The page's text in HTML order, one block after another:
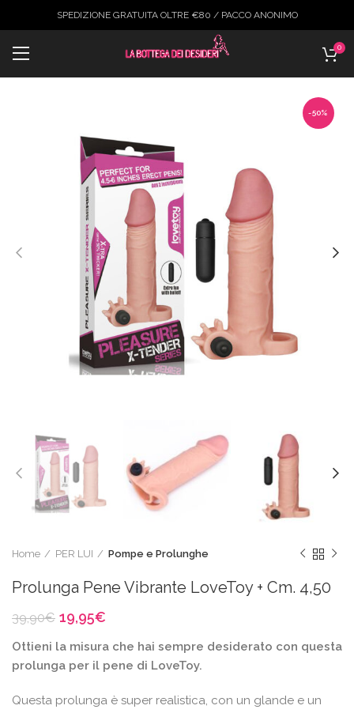
SPEDIZIONE GRATUITA OLTRE €80 / PACCO ANONIMO
0
-50%
Home PER LUI Pompe e Prolunghe
Prolunga Pene Vibrante LoveToy + Cm. 4,50
39,90€ Il
originale
era:
19,95€
attuale
è:
Ottieni la misura che hai sempre desiderato con questa
prolunga per il pene di LoveToy.
Questa prolunga è super realistica, con un glande e un